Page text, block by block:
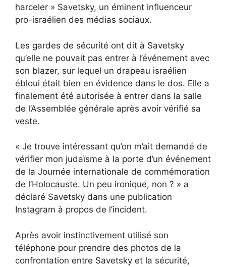
harceler » Savetsky, un éminent influenceur
pro-israélien des médias sociaux.
Les gardes de sécurité ont dit à Savetsky
qu’elle ne pouvait pas entrer à l’événement avec
son blazer, sur lequel un drapeau israélien
ébloui était bien en évidence dans le dos. Elle a
finalement été autorisée à entrer dans la salle
de l’Assemblée générale après avoir vérifié sa
veste.
« Je trouve intéressant qu’on m’ait demandé de
vérifier mon judaïsme à la porte d’un événement
de la Journée internationale de commémoration
de l’Holocauste. Un peu ironique, non ? » a
déclaré Savetsky dans une publication
Instagram à propos de l’incident.
Après avoir instinctivement utilisé son
téléphone pour prendre des photos de la
confrontation entre Savetsky et la sécurité,